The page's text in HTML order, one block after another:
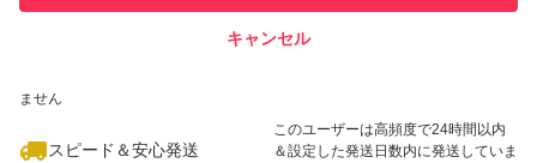
ません
スピード＆安心発送
このユーザーは高頻度で24時間以内
＆設定した発送日数内に発送していま
キャンセル